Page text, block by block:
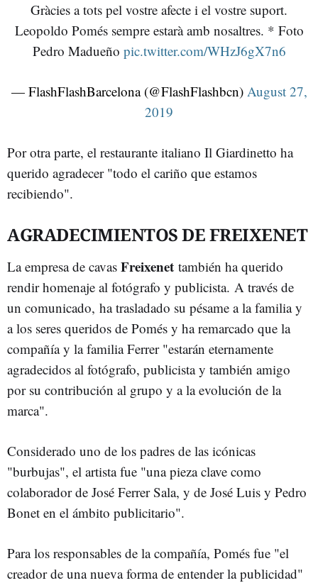
Gràcies a tots pel vostre afecte i el vostre suport.
Leopoldo Pomés sempre estarà amb nosaltres. * Foto
Pedro Madueño pic.twitter.com/WHzJ6gX7n6
— FlashFlashBarcelona (@FlashFlashbcn) August 27,
2019
Por otra parte, el restaurante italiano Il Giardinetto ha
querido agradecer "todo el cariño que estamos
recibiendo".
AGRADECIMIENTOS DE FREIXENET
La empresa de cavas Freixenet también ha querido
rendir homenaje al fotógrafo y publicista. A través de
un comunicado, ha trasladado su pésame a la familia y
a los seres queridos de Pomés y ha remarcado que la
compañía y la familia Ferrer "estarán eternamente
agradecidos al fotógrafo, publicista y también amigo
por su contribución al grupo y a la evolución de la
marca".
Considerado uno de los padres de las icónicas
"burbujas", el artista fue "una pieza clave como
colaborador de José Ferrer Sala, y de José Luis y Pedro
Bonet en el ámbito publicitario".
Para los responsables de la compañía, Pomés fue "el
creador de una nueva forma de entender la publicidad"